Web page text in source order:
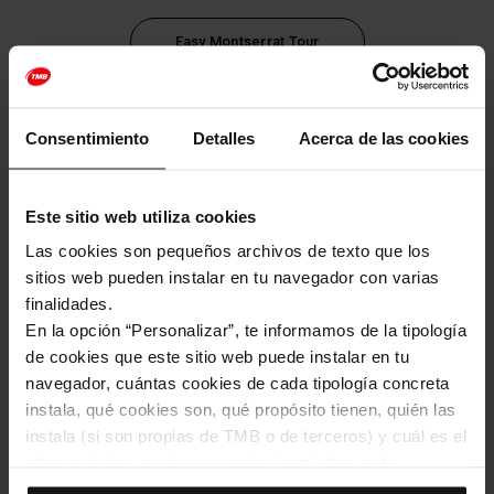
Consentimiento Detalles Acerca de las cookies
Este sitio web utiliza cookies
Las cookies son pequeños archivos de texto que los
sitios web pueden instalar en tu navegador con varias
finalidades.
En la opción “Personalizar”, te informamos de la tipología
de cookies que este sitio web puede instalar en tu
navegador, cuántas cookies de cada tipología concreta
instala, qué cookies son, qué propósito tienen, quién las
instala (si son propias de TMB o de terceros) y cuál es el
navegador. Si el panel de cookies muestra (0), significa
Easy Montserrat Tour
También te puede interesar